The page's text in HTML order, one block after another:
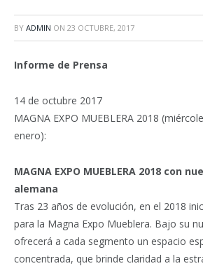
BY ADMIN ON 23 OCTUBRE, 2017
Informe de Prensa
14 de octubre 2017
MAGNA EXPO MUEBLERA 2018
enero):
MAGNA EXPO MUEBLERA 2018 con
alemana
Tras 23 años de evolución, en el 2018
para la Magna Expo Mueblera. Bajo su
ofrecerá a cada segmento un espacio
concentrada, que brinde claridad a la